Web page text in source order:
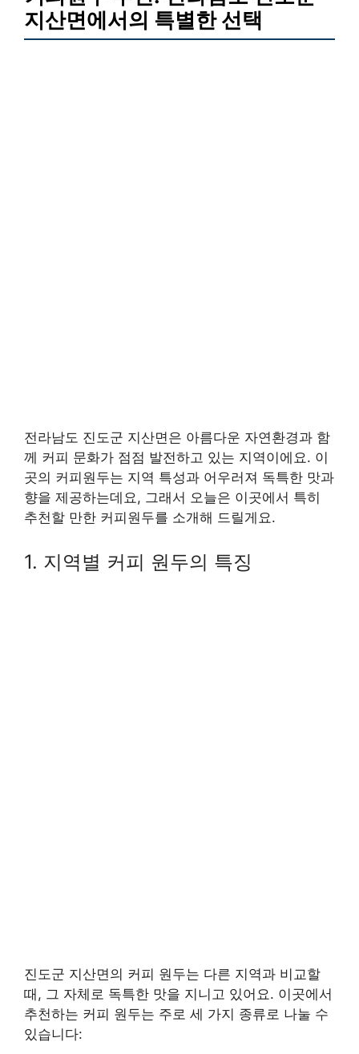
지산면에서의 특별한 선택
전라남도 진도군 지산면은 아름다운 자연환경과 함
께 커피 문화가 점점 발전하고 있는 지역이에요. 이
곳의 커피원두는 지역 특성과 어우러져 독특한 맛과
향을 제공하는데요, 그래서 오늘은 이곳에서 특히
추천할 만한 커피원두를 소개해 드릴게요.
1. 지역별 커피 원두의 특징
진도군 지산면의 커피 원두는 다른 지역과 비교할
때, 그 자체로 독특한 맛을 지니고 있어요. 이곳에서
추천하는 커피 원두는 주로 세 가지 종류로 나눌 수
있습니다: